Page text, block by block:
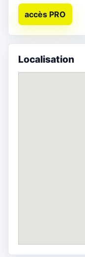
accès PRO
Localisation